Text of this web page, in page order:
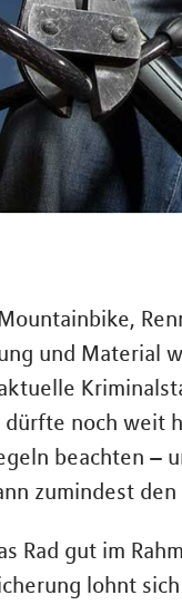
und Material
noch weit
beachten –
zumindest
Rad gut im
lohnt